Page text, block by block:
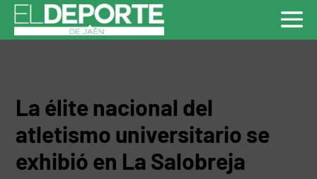
La élite nacional del
atletismo universitario se
exhibió en La Salobreja